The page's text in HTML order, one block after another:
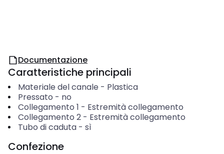
Documentazione
Caratteristiche principali
Materiale del canale - Plastica
Pressato - no
Collegamento 1 - Estremità collegamento
Collegamento 2- Estremità collegamento
Tubo di caduta- sì
Confezione